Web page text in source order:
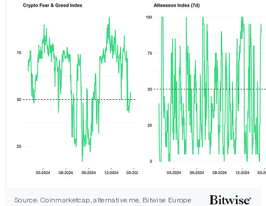
Source: Coinmarketcap, alternative.me, Bitwise Europe